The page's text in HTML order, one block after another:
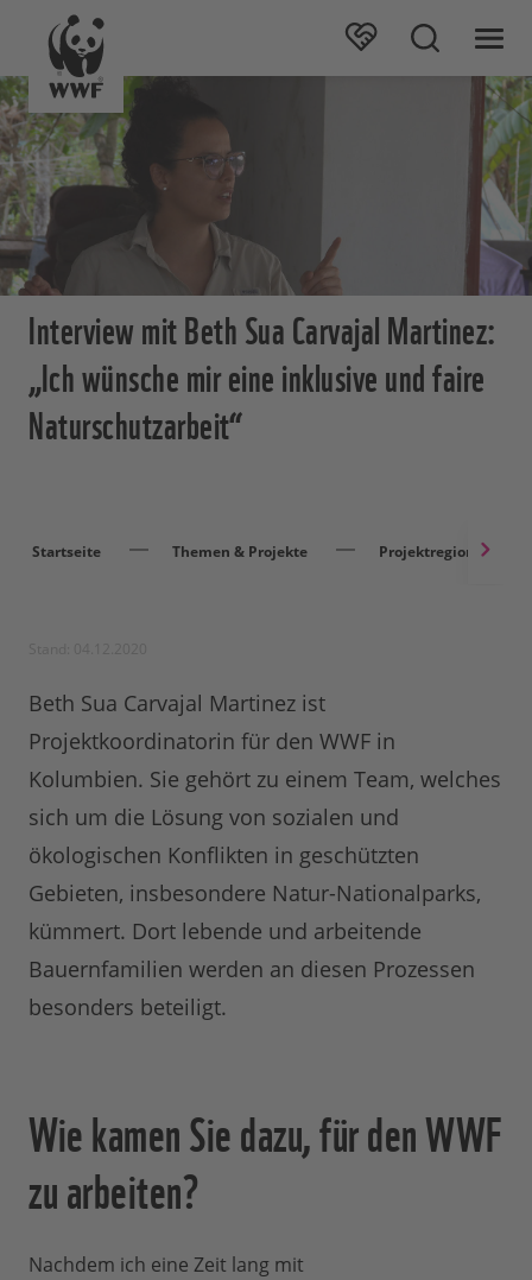
Interview mit Beth Sua Carvajal Martinez:
„Ich wünsche mir eine inklusive und faire
Naturschutzarbeit“
Startseite Themen & Projekte Projektregionen
Beth Sua Carvajal Martinez ist
Projektkoordinatorin für den WWF in
Kolumbien. Sie gehört zu einem Team, welches
sich um die Lösung von sozialen und
ökologischen Konflikten in geschützten
Gebieten, insbesondere Natur-Nationalparks,
kümmert. Dort lebende und arbeitende
Bauernfamilien werden an diesen Prozessen
besonders beteiligt.
Wie kamen Sie dazu, für den WWF
zu arbeiten?
Nachdem ich eine Zeit lang mit